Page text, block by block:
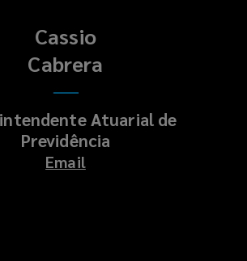
Cassio
Cabrera
Atuarial de
Previdência
Email